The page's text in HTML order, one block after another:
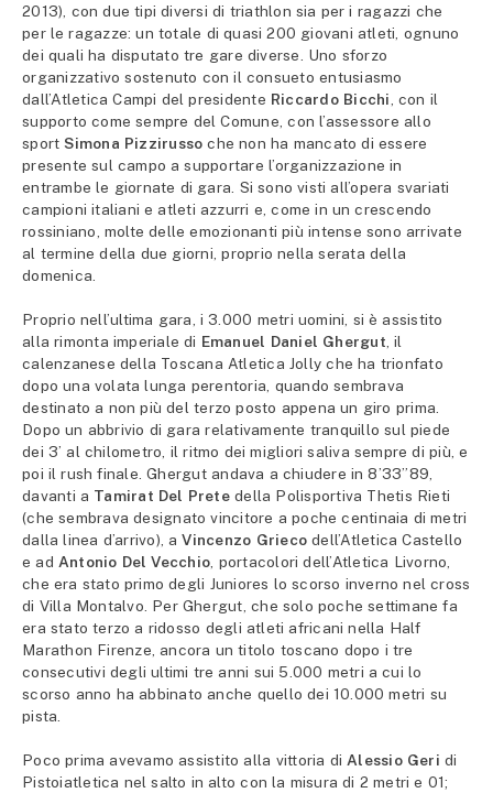
2013), con due tipi diversi di triathlon sia per i ragazzi che
per le ragazze: un totale di quasi 200 giovani atleti, ognuno
dei quali ha disputato tre gare diverse. Uno sforzo
organizzativo sostenuto con il consueto entusiasmo
dall’Atletica Campi del presidente Riccardo Bicchi , con il
supporto come sempre del Comune, con l’assessore allo
sportSimona Pizzirusso che non ha mancato di essere
presente sul campo a supportare l’organizzazione in
entrambe le giornate di gara. Si sono visti all’opera svariati
campioni italiani e atleti azzurri e, come in un crescendo
rossiniano, molte delle emozionanti più intense sono arrivate
al termine della due giorni, proprio nella serata della
domenica.
Proprio nell’ultima gara, i 3.000 metri uomini, si è assistito
alla rimonta imperiale di Emanuel Daniel Ghergut , il
calenzanese della Toscana Atletica Jolly che ha trionfato
dopo una volata lunga perentoria, quando sembrava
destinato a non più del terzo posto appena un giro prima.
Dopo un abbrivio di gara relativamente tranquillo sul piede
dei 3’ al chilometro, il ritmo dei migliori saliva sempre di più, e
poi il rush finale. Ghergut andava a chiudere in 8’33”89,
davanti a Tamirat Del Pretedella Polisportiva Thetis Rieti
(che sembrava designato vincitore a poche centinaia di metri
dalla linea d’arrivo), aVincenzo Grieco dell’Atletica Castello
e ad Antonio Del Vecchio , portacolori dell’Atletica Livorno,
che era stato primo degli Juniores lo scorso inverno nel cross
di Villa Montalvo. Per Ghergut, che solo poche settimane fa
era stato terzo a ridosso degli atleti africani nella Half
Marathon Firenze, ancora un titolo toscano dopo i tre
consecutivi degli ultimi tre anni sui 5.000 metri a cui lo
scorso anno ha abbinato anche quello dei 10.000 metri su
pista.
Poco prima avevamo assistito alla vittoria di Alessio Geri di
Pistoiatletica nel salto in alto con la misura di 2 metri e 01;